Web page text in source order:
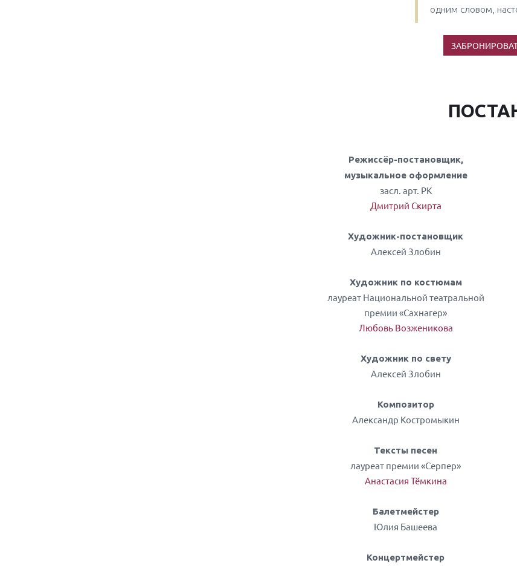
одним словом,
Режиссёр-постановщик,
музыкальное оформление
засл. арт. РК
Дмитрий Скирта
Художник-постановщик
Алексей Злобин
Художник по костюмам
лауреат Национальной театральной
премии «Сахнагер»
Любовь Возженикова
Художник по свету
Алексей Злобин
Композитор
Александр Костромыкин
Тексты песен
лауреат премии «Серпер»
Анастасия Тёмкина
Балетмейстер
Юлия Башеева
Концертмейстер